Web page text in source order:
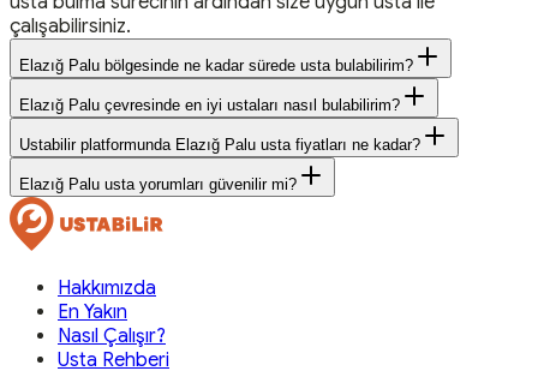
çalışabilirsiniz.
Elazığ Palu bölgesinde ne kadar sürede usta bulabilirim?
Elazığ Palu çevresinde en iyi ustaları nasıl bulabilirim?
Ustabilir platformunda Elazığ Palu usta fiyatları ne kadar?
Elazığ Palu usta yorumları güvenilir mi?
Hakkımızda
En Yakın
Nasıl Çalışır?
Usta Rehberi